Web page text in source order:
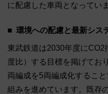
に配慮した車両となっていま
環境への配慮と最新シス
東武鉄道は2030年度に
度比）する目標を掲げてお
両編成を5両編成化するこ
組みを進めています。既存